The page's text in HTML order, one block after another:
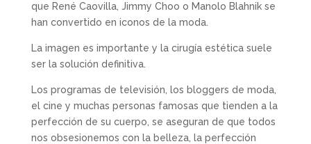
que René Caovilla, Jimmy Choo o Manolo Blahnik se
han convertido en iconos de la moda.
La imagen es importante y la cirugía estética suele
ser la solución definitiva.
Los programas de televisión, los bloggers de moda,
el cine y muchas personas famosas que tienden a la
perfección de su cuerpo, se aseguran de que todos
nos obsesionemos con la belleza, la perfección